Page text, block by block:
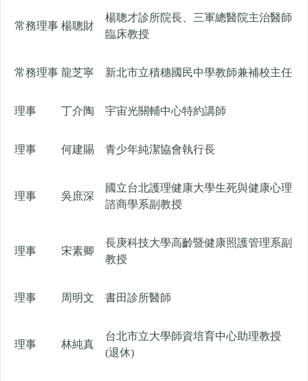
常務理事 楊聰財
楊聰才診所院長、三軍總醫院主治醫師
臨床教授
常務理事 龍芝寧 新北市立積穗國民中學教師兼補校主任
理事 丁介陶 宇宙光關輔中心特約講師
理事 何建賜 青少年純潔協會執行長
理事 吳庶深
國立台北護理健康大學生死與健康心理
諮商學系副教授
理事 宋素卿
長庚科技大學高齡暨健康照護管理系副
教授
理事 周明文 書田診所醫師
理事 林純真
台北市立大學師資培育中心助理教授
(退休)